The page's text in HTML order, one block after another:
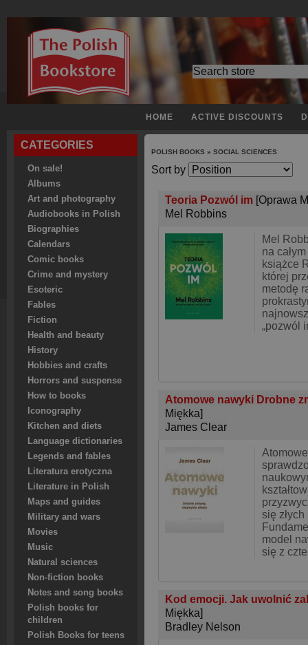
HOME ACTIVE DISCOUNTS
CATEGORIES
On sale!
Albums
Art and photography
Audiobooks in Polish
Biographies
Calendars
Comic books
Crime and mystery
Esoteric
Fables
Fiction
Health and beauty
History
Hobbies and crafts
Horrors and suspense
How to books
Iconography
Kitchen and diets
Language dictionaries
Legends and fables
Literatura erotyczna
Literature in Polish
Maps and guides
Military and wars
Movies
Music
Natural sciences
Non-fiction books
Notes and song books
Polish books for
children
Polish Books for teens
POLISH BOOKS » SOCIAL SCIENCES
Sort by
Teoria Pozwól im [Oprawa
Mel Robbins
Mel
na
książce
której
metodę
„pozwól
Atomowe nawyki Drobne
Miękka]
James Clear
się
model
się z
Kod emocji. Jak uwolnić
Miękka]
Bradley Nelson